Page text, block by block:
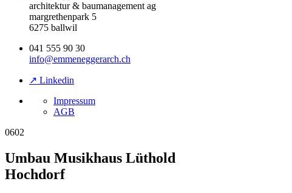
architektur & baumanagement ag
margrethenpark 5
6275 ballwil
041 555 90 30
info@emmeneggerarch.ch
↗ Linkedin
Impressum
AGB
0602
Umbau Musikhaus Lüthold
Hochdorf